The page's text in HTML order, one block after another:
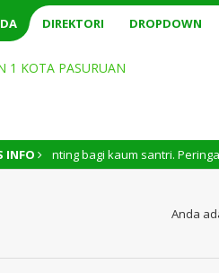
DIREKTORI DROPDOWN
INFOkaum santri. Peringatan Hari
Anda